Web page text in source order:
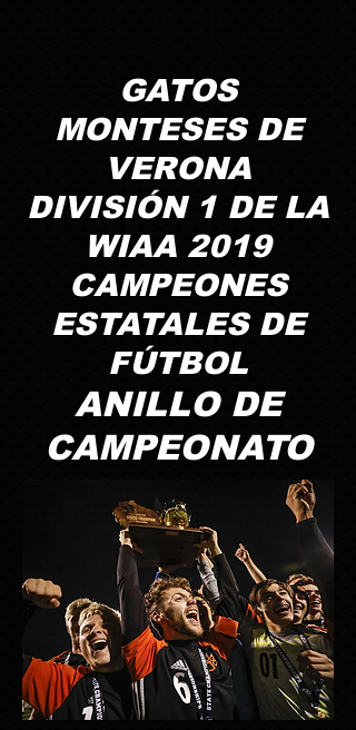
GATOS
MONTESES DE
VERONA
DIVISIÓN 1 DE LA
WIAA 2019
CAMPEONES
ESTATALES DE
FÚTBOL
ANILLO DE
CAMPEONATO